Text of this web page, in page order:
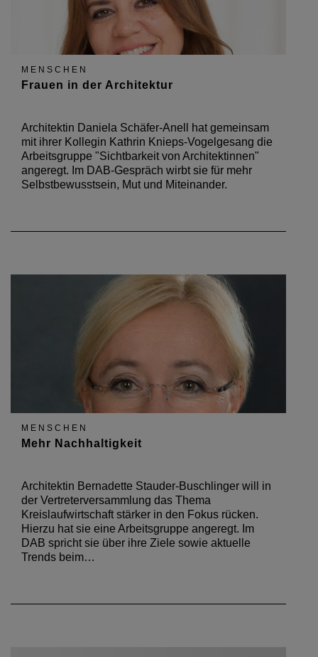
MENSCHEN
Frauen in der Architektur
Architektin Daniela Schäfer-Anell hat gemeinsam
mit ihrer Kollegin Kathrin Knieps-Vogelgesang die
Arbeitsgruppe "Sichtbarkeit von Architektinnen"
angeregt. Im DAB-Gespräch wirbt sie für mehr
Selbstbewusstsein, Mut und Miteinander.
MENSCHEN
Mehr Nachhaltigkeit
Architektin Bernadette Stauder-Buschlinger will in
der Vertreterversammlung das Thema
Kreislaufwirtschaft stärker in den Fokus rücken.
Hierzu hat sie eine Arbeitsgruppe angeregt. Im
DAB spricht sie über ihre Ziele sowie aktuelle
Trends beim…